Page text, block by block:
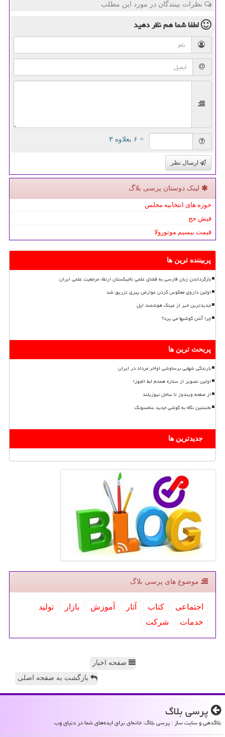
نظرات بینندگان در مورد این مطلب
لطفا شما همنظر دهید
= ۶ بعلاوه ۳
ارسال نظر
لینک دوستان پرسی بلاگ
حوزه های انتخابیه مجلس
فیش حج
قیمت بیسیم موتورولا
پربیننده ترین ها
بازگرداندن زبان فارسی به فضای علمی تاجیکستان ارتقاء مرجعیت علمی ایران
اولین داروی معکوس کردن عوارض پیری تزریق شد
جدیدترین خبر از عینک هوشمند اپل
چرا آنتن گوشیها می پرد؟
پربحث ترین ها
بارندگی شهابی برساوشی اواخر مرداد در ایران
اولین تصویر از ستاره همدم ابط الجوزا
از صفحه ویندوز تا ساحل نیوزیلند
نخستین نگاه به گوشی جدید سامسونگ
جدیدترین ها
موضوع های پرسی بلاگ
اجتماعی كتاب آثار آموزش بازار
تولید
خدمات
شركت
صفحه اخبار
بازگشت به صفحه اصلی
پرسی بلاگ
بلاگدهی و سایت ساز : پرسی بلاگ: خانه‌ای برای ایده‌های شما در دنیای وب